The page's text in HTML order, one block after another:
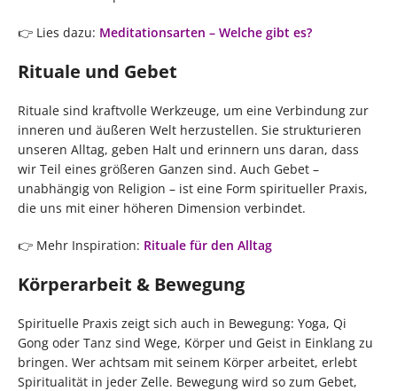
👉 Lies dazu: Meditationsarten – Welche gibt es?
Rituale und Gebet
Rituale sind kraftvolle Werkzeuge, um eine Verbindung zur
inneren und äußeren Welt herzustellen. Sie strukturieren
unseren Alltag, geben Halt und erinnern uns daran, dass
wir Teil eines größeren Ganzen sind. Auch Gebet –
unabhängig von Religion – ist eine Form spiritueller Praxis,
die uns mit einer höheren Dimension verbindet.
👉 Mehr Inspiration: Rituale für den Alltag
Körperarbeit & Bewegung
Spirituelle Praxis zeigt sich auch in Bewegung: Yoga, Qi
Gong oder Tanz sind Wege, Körper und Geist in Einklang zu
bringen. Wer achtsam mit seinem Körper arbeitet, erlebt
Spiritualität in jeder Zelle. Bewegung wird so zum Gebet,